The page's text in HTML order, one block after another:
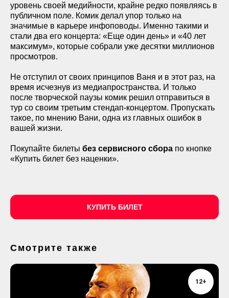
уровень своей медийности, крайне редко появляясь в
публичном поле. Комик делал упор только на
значимые в карьере инфоповоды. Именно такими и
стали два его концерта: «Еще один день» и «40 лет
максимум», которые собрали уже десятки миллионов
просмотров.
Не отступил от своих принципов Ваня и в этот раз, на
время исчезнув из медиапространства. И только
после творческой паузы комик решил отправиться в
тур со своим третьим стендап-концертом. Пропускать
такое, по мнению Вани, одна из главных ошибок в
вашей жизни.
Покупайте билеты без сервисного сбора по кнопке
«Купить билет без наценки».
КУПИТЬ БИЛЕТ
Смотрите также
12+